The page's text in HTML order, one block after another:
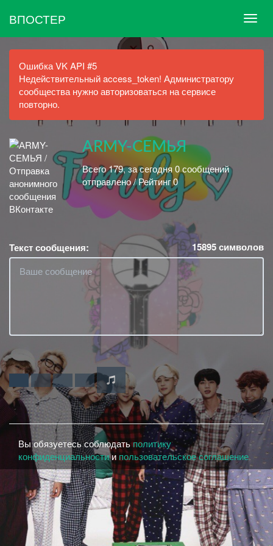
ВПОСТЕР
Ошибка VK API #5
Недействительный access_token! Администратору
сообщества нужно авторизоваться на сервисе
повторно.
АRMY-СЕМЬЯ
Всего 179, за сегодня 0 сообщений
отправлено / Рейтинг 0
Текст сообщения: 15895символов
Вы обязуетесь соблюдатьполитику
конфиденциальностиипользовательское соглашение